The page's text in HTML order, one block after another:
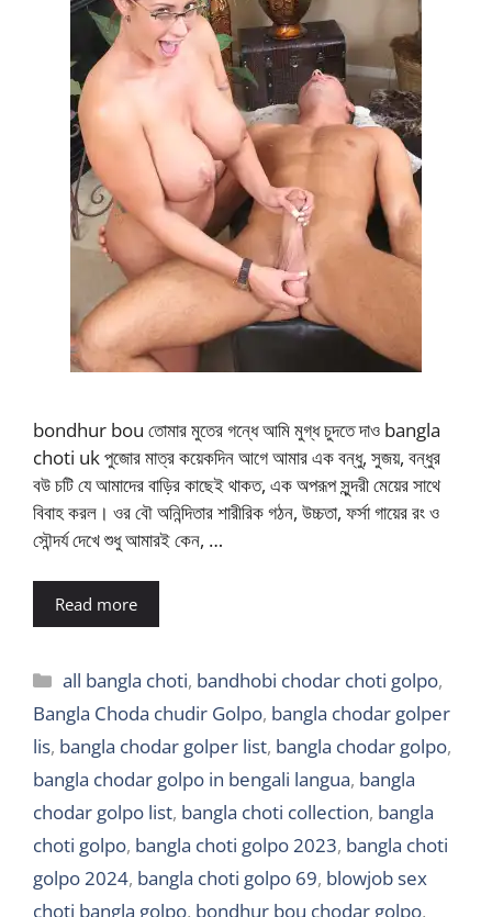
bondhur bou তোমার মুতের গন্ধে আমি মুগ্ধ চুদতে দাও bangla
choti uk পুজোর মাত্র কয়েকদিন আগে আমার এক বন্ধু, সুজয়, বন্ধুর
বউ চটি যে আমাদের বাড়ির কাছেই থাকত, এক অপরূপ সুন্দরী মেয়ের সাথে
বিবাহ করল। ওর বৌ অনিন্দিতার শারীরিক গঠন, উচ্চতা, ফর্সা গায়ের রং ও
সৌন্দর্য দেখে শুধু আমারই কেন, …
Read more
Categories
all bangla choti, bandhobi chodar choti golpo,
Bangla Choda chudir Golpo, bangla chodar golper
lis, bangla chodar golper list, bangla chodar golpo,
bangla chodar golpo in bengali langua, bangla
chodar golpo list, bangla choti collection, bangla
choti golpo, bangla choti golpo 2023, bangla choti
golpo 2024, bangla choti golpo 69, blowjob sex
choti bangla golpo, bondhur bou chodar golpo,